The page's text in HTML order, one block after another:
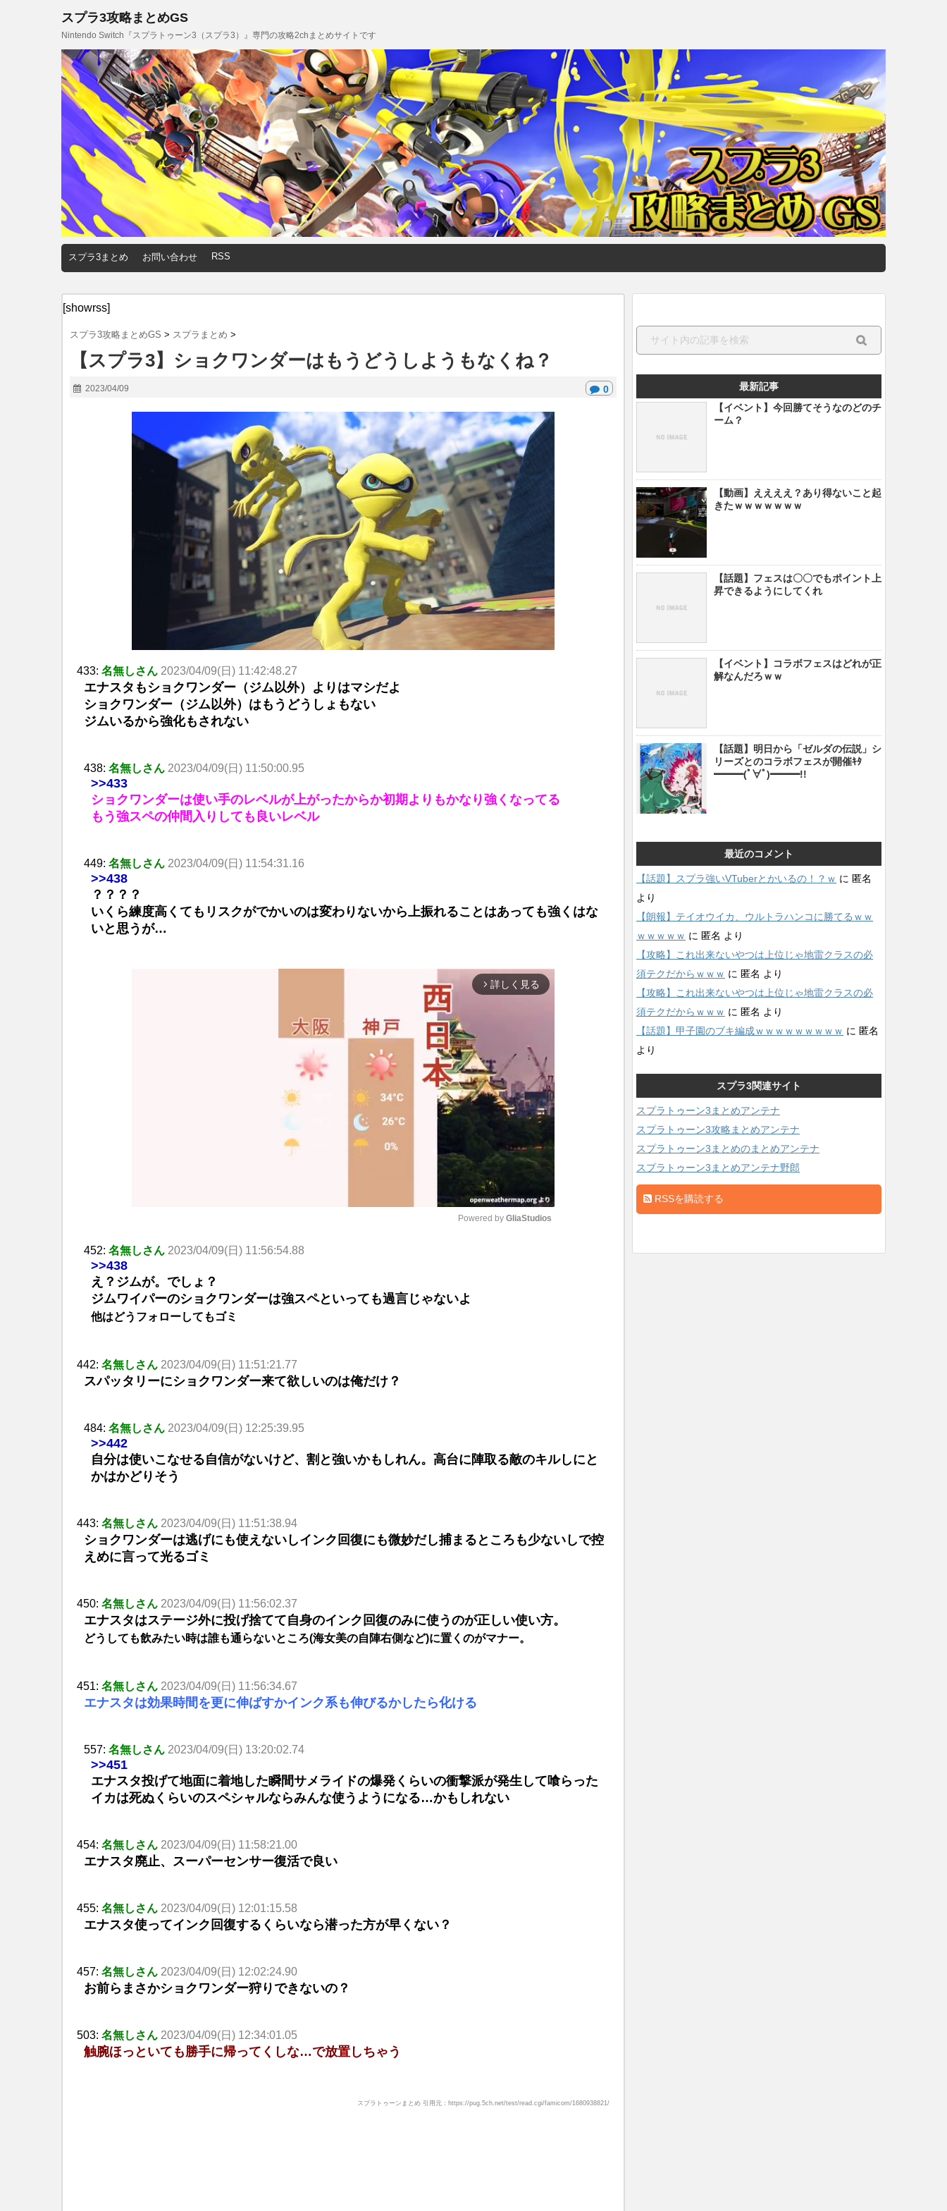
スプラ3攻略まとめGS
Nintendo Switch『スプラトゥーン3（スプラ3）』専門の攻略2chまとめサイトです
スプラ3まとめ お問い合わせ RSS
[showrss]
スプラ3攻略まとめGS > スプラまとめ >
【スプラ3】ショクワンダーはもうどうしようもなくね？
2023/04/09 0
433: 名無しさん 2023/04/09(日) 11:42:48.27
エナスタもショクワンダー（ジム以外）よりはマシだよ
ショクワンダー（ジム以外）はもうどうしょもない
ジムいるから強化もされない
438: 名無しさん 2023/04/09(日) 11:50:00.95
>>433
ショクワンダーは使い手のレベルが上がったからか初期よりもかなり強くなってる
もう強スペの仲間入りしても良いレベル
449: 名無しさん 2023/04/09(日) 11:54:31.16
>>438
？？？？
いくら練度高くてもリスクがでかいのは変わりないから上振れることはあっても強くはな
いと思うが…
arrow_forward_ios 詳しく見る
Powered by GliaStudios
452: 名無しさん 2023/04/09(日) 11:56:54.88
>>438
え？ジムが。でしょ？
ジムワイパーのショクワンダーは強スペといっても過言じゃないよ
他はどうフォローしてもゴミ
442: 名無しさん 2023/04/09(日) 11:51:21.77
スパッタリーにショクワンダー来て欲しいのは俺だけ？
484: 名無しさん 2023/04/09(日) 12:25:39.95
>>442
自分は使いこなせる自信がないけど、割と強いかもしれん。高台に陣取る敵のキルしにと
かはかどりそう
443: 名無しさん 2023/04/09(日) 11:51:38.94
ショクワンダーは逃げにも使えないしインク回復にも微妙だし捕まるところも少ないしで控
えめに言って光るゴミ
450: 名無しさん 2023/04/09(日) 11:56:02.37
エナスタはステージ外に投げ捨てて自身のインク回復のみに使うのが正しい使い方。
どうしても飲みたい時は誰も通らないところ(海女美の自陣右側など)に置くのがマナー。
451: 名無しさん 2023/04/09(日) 11:56:34.67
エナスタは効果時間を更に伸ばすかインク系も伸びるかしたら化ける
557: 名無しさん 2023/04/09(日) 13:20:02.74
>>451
エナスタ投げて地面に着地した瞬間サメライドの爆発くらいの衝撃派が発生して喰らった
イカは死ぬくらいのスペシャルならみんな使うようになる…かもしれない
454: 名無しさん 2023/04/09(日) 11:58:21.00
エナスタ廃止、スーパーセンサー復活で良い
455: 名無しさん 2023/04/09(日) 12:01:15.58
エナスタ使ってインク回復するくらいなら潜った方が早くない？
457: 名無しさん 2023/04/09(日) 12:02:24.90
お前らまさかショクワンダー狩りできないの？
503: 名無しさん 2023/04/09(日) 12:34:01.05
触腕ほっといても勝手に帰ってくしな…で放置しちゃう
スプラトゥーンまとめ 引用元：https://pug.5ch.net/test/read.cgi/famicom/1680938821/
最新記事
【イベント】今回勝てそうなのどのチ
ーム？
【動画】ええええ？あり得ないこと起
きたｗｗｗｗｗｗｗ
【話題】フェスは〇〇でもポイント上
昇できるようにしてくれ
【イベント】コラボフェスはどれが正
解なんだろｗｗ
【話題】明日から「ゼルダの伝説」シ
リーズとのコラボフェスが開催ｷﾀ
━━━(ﾟ∀ﾟ)━━━!!
最近のコメント
【話題】スプラ強いVTuberとかいるの！？ｗ に 匿名
より
【朗報】テイオウイカ、ウルトラハンコに勝てるｗｗ
ｗｗｗｗｗ に 匿名 より
【攻略】これ出来ないやつは上位じゃ地雷クラスの必
須テクだからｗｗｗ に 匿名 より
【攻略】これ出来ないやつは上位じゃ地雷クラスの必
須テクだからｗｗｗ に 匿名 より
【話題】甲子園のブキ編成ｗｗｗｗｗｗｗｗｗ に 匿名
より
スプラ3関連サイト
スプラトゥーン3まとめアンテナ
スプラトゥーン3攻略まとめアンテナ
スプラトゥーン3まとめのまとめアンテナ
スプラトゥーン3まとめアンテナ野郎
RSSを購読する